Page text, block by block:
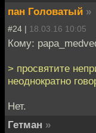
пан Головатый »
#24 | 18.03.16 10:05
Кому:
> просвятите
неоднократно
Нет.
Гетман »